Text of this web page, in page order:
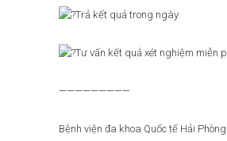
Trả kết quả trong ngày
Tư vấn kết quả xét nghiệm miễn
—————————
Bệnh viện đa khoa Quốc tế Hải